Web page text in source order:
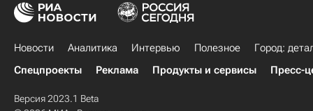
Новости Аналитика Интервью Полезное
Город:
Спецпроекты
Реклама Продукты и сервисы Пресс-
Версия 2023.1 Beta